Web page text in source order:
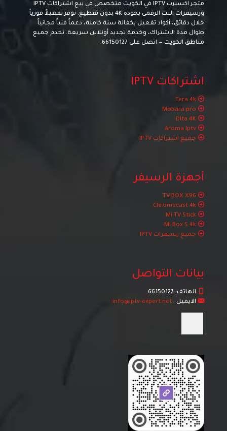
متجر اكسبرت IPTV في الكويت متخصص في بيع اشتراكات IPTV
ورسيفرات البث الرقمي بجودة 4K بدون تقطيع. نوفر تفعيلاً فورياً
خلال دقائق، أكواد تفعيل بكفالة سنة كاملة، دعماً فنياً مجانياً
طوال مدة الاشتراك، وخدمة تجديد أونلاين سريعة. نخدم جميع
مناطق الكويت — اتصل على 66150127
.
اشتراكات IPTV
Tera 4k
Mobara pro
Dlta 4K
Aroma Iptv
جميع اشتراكات IPTV
أجهزة الرسيفر
TV BOX X96
Chromecast 4k
Mi TV Stick
Mi Box S 4k
جميع رسيفرات IPTV
بيانات التواصل
الهاتف: 66150127
الايميل : info@iptv-expert.net